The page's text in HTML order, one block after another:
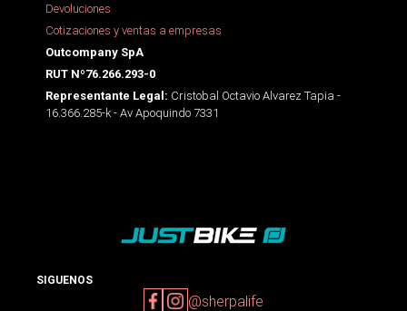
Devoluciones
Cotizaciones y ventas a empresas
Outcompany SpA
RUT Nº76.266.293-0
Representante Legal: Cristobal Octavio Alvarez Tapia -
16.366.285-k - Av Apoquindo 7331
SIGUENOS
@sherpalife